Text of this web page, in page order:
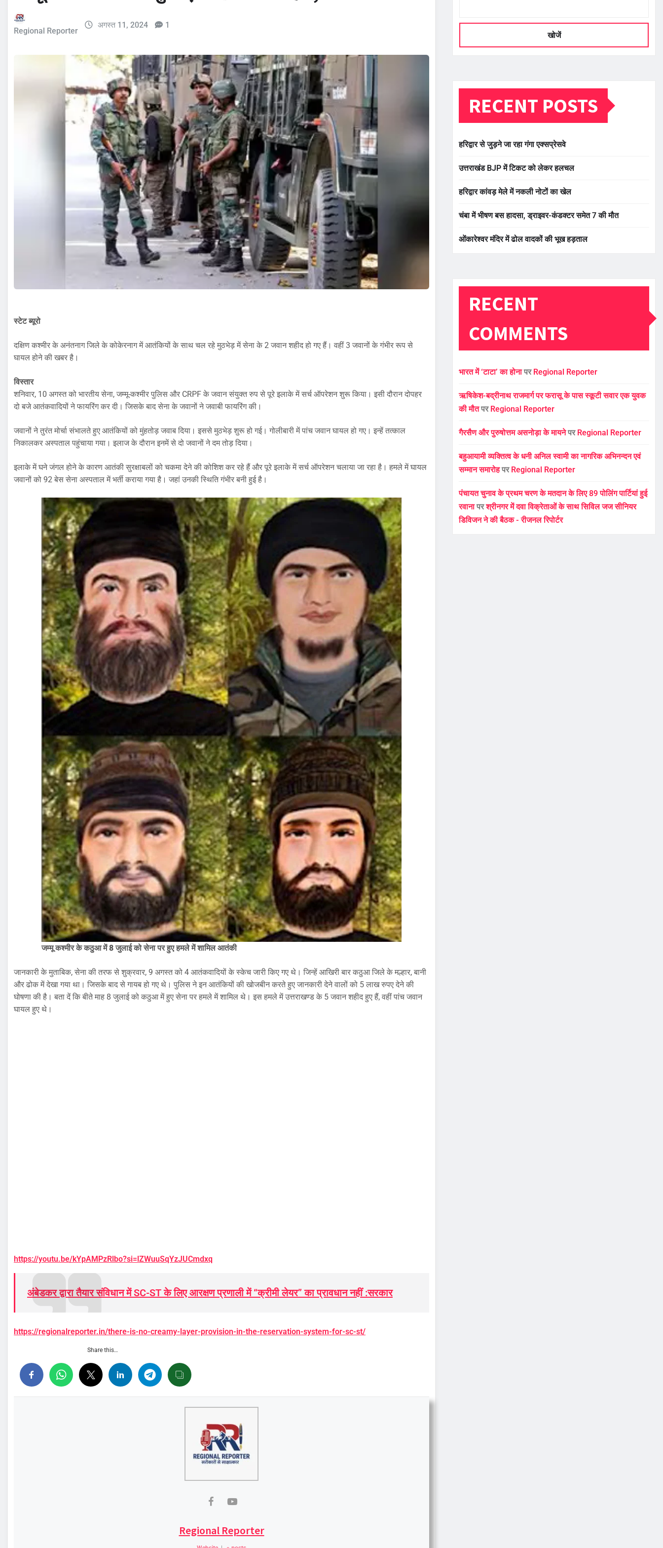
Regional Reporter
अगस्त 11, 2024 1
स्टेट ब्यूरो
दक्षिण कश्मीर के अनंतनाग जिले के कोकेरनाग में आतंकियों के साथ चल रहे मुठभेड़ में सेना के 2 जवान शहीद हो गए हैं। वहीं 3 जवानों के गंभीर रूप से
घायल होने की खबर है।
विस्तार
शनिवार, 10 अगस्त को भारतीय सेना, जम्मू-कश्मीर पुलिस और CRPF के जवान संयुक्त रुप से पूरे इलाके में सर्च ऑपरेशन शुरू किया। इसी दौरान दोपहर
दो बजे आतंकवादियों ने फायरिंग कर दी। जिसके बाद सेना के जवानों ने जवाबी फायरिंग की।
जवानों ने तुरंत मोर्चा संभालते हुए आतंकियों को मुंहतोड़ जवाब दिया। इससे मुठभेड़ शुरू हो गई। गोलीबारी में पांच जवान घायल हो गए। इन्हें तत्काल
निकालकर अस्पताल पहुंचाया गया। इलाज के दौरान इनमें से दो जवानों ने दम तोड़ दिया।
इलाके में घने जंगल होने के कारण आतंकी सुरक्षाबलों को चकमा देने की कोशिश कर रहे हैं और पूरे इलाके में सर्च ऑपरेशन चलाया जा रहा है। हमले में घायल
जवानों को 92 बेस सेना अस्पताल में भर्ती कराया गया है। जहां उनकी स्थिति गंभीर बनी हुई है।
जम्मू कश्मीर के कठुआ में8 जुलाई कोसेना परहुएहमले में शामिल आतंकी
जानकारी के मुताबिक, सेना की तरफ से शुक्रवार, 9 अगस्त को 4 आतंकवादियों के स्केच जारी किए गए थे। जिन्हें आखिरी बार कठुआ जिले के मल्हार, बानी
और ढोक में देखा गया था। जिसके बाद से गायब हो गए थे। पुलिस ने इन आतंकियों की खोजबीन करते हुए जानकारी देने वालों को 5 लाख रुपए देने की
घोषणा की है। बता दें कि बीते माह 8 जुलाई को कठुआ में हुए सेना पर हमले में शामिल थे। इस हमले में उत्तराखण्ड के 5 जवान शहीद हुए हैं, वहीं पांच जवान
घायल हुए थे।
https://youtu.be/kYpAMPzRlbo?si=lZWuuSqYzJUCmdxq
अंबेडकर द्वारा तैयार संविधान में SC-ST के लिए आरक्षण प्रणाली में “क्रीमी लेयर” का प्रावधान नहीं :सरकार
https://regionalreporter.in/there-is-no-creamy-layer-provision-in-the-reservation-system-for-sc-st/
Share this…
Regional Reporter
खोजें
RECENT POSTS
हरिद्वार से जुड़ने जा रहा गंगा एक्सप्रेसवे
उत्तराखंड BJP में टिकट को लेकर हलचल
हरिद्वार कांवड़ मेले में नकली नोटों का खेल
चंबा में भीषण बस हादसा, ड्राइवर-कंडक्टर समेत 7 की मौत
ओंकारेश्वर मंदिर में ढोल वादकों की भूख हड़ताल
RECENT
COMMENTS
भारत में ‘टाटा’ का होनापर Regional Reporter
ऋषिकेश-बद्रीनाथ राजमार्ग पर फरासू के पास स्कूटी सवार एक युवक
की मौतपर Regional Reporter
गैरसैण और पुरुषोत्तम असनोड़ा के मायनेपर Regional Reporter
बहुआयामी व्यक्तित्व के धनी अनिल स्वामी का नागरिक अभिनन्दन एवं
सम्मान समारोहपर Regional Reporter
पंचायत चुनाव के प्रथम चरण के मतदान के लिए 89 पोलिंग पार्टियां हुई
रवानापरश्रीनगर में दवा विक्रेताओं के साथ सिविल जज सीनियर
डिविजन ने की बैठक - रीजनल रिपोर्टर